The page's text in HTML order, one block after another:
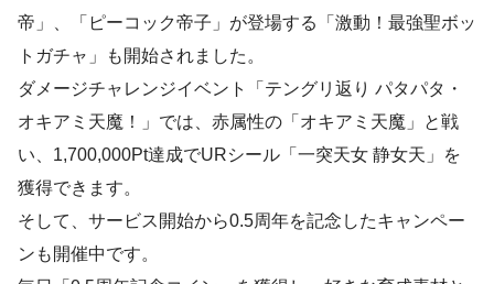
帝」、「ピーコック帝子」が登場する「激動！最強聖ボッ
トガチャ」も開始されました。
ダメージチャレンジイベント「テングリ返り パタパタ・
オキアミ天魔！」では、赤属性の「オキアミ天魔」と戦
い、1,700,000Pt達成でURシール「一突天女 静女天」を
獲得できます。
そして、サービス開始から0.5周年を記念したキャンペー
ンも開催中です。